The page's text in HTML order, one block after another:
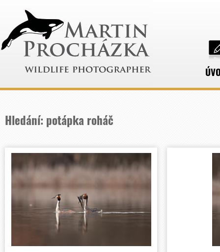
Hledání: potápka roháč